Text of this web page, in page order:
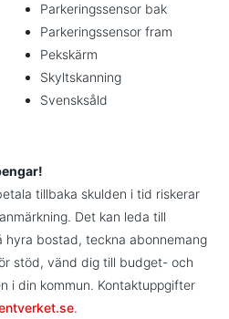
Parkeringssensor bak
Parkeringssensor fram
Pekskärm
Skyltskanning
Svensksåld
tillbaka skulden i tid riskerar
Det kan leda till
hyra bostad, teckna abonnemang
stöd, vänd dig till budget- och
i din kommun. Kontaktuppgifter
.